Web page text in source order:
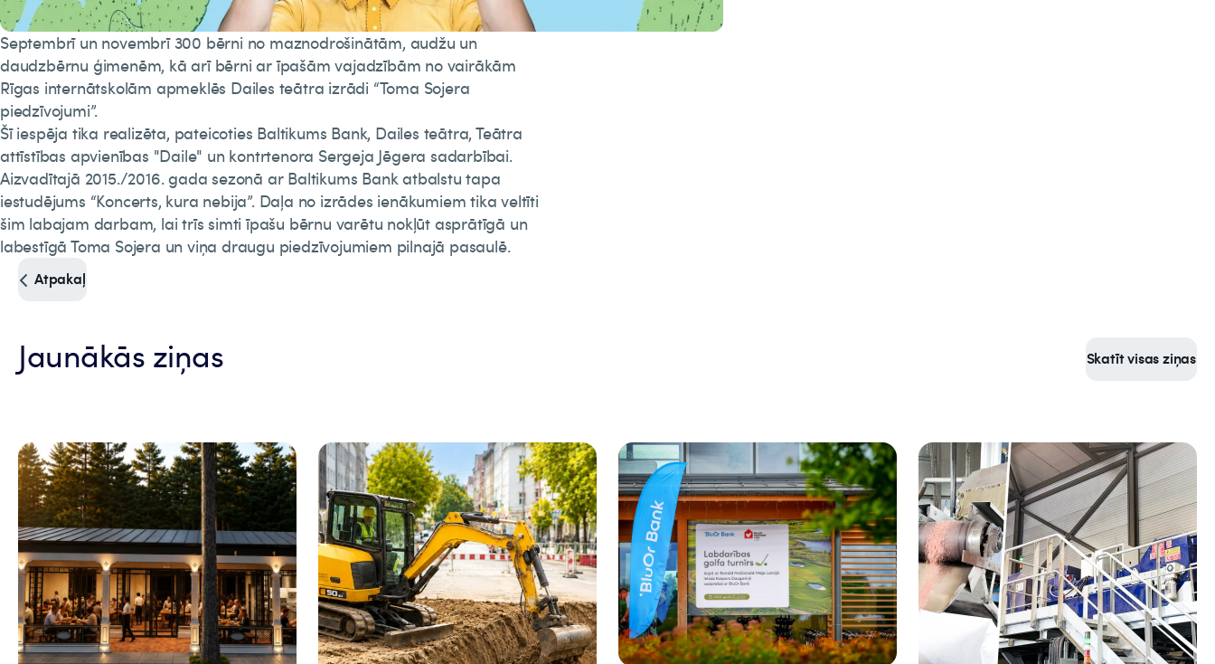
Septembrī un novembrī 300 bērni no maznodrošinātām, audžu un
daudzbērnu ģimenēm, kā arī bērni ar īpašām vajadzībām no vairākām
Rīgas internātskolām apmeklēs Dailes teātra izrādi “Toma Sojera
piedzīvojumi”.
Šī iespēja tika realizēta, pateicoties Baltikums Bank, Dailes teātra, Teātra
attīstības apvienības "Daile" un kontrtenora Sergeja Jēgera sadarbībai.
Aizvadītajā 2015./2016. gada sezonā ar Baltikums Bank atbalstu tapa
iestudējums “Koncerts, kura nebija”. Daļa no izrādes ienākumiem tika veltīti
šim labajam darbam, lai trīs simti īpašu bērnu varētu nokļūt asprātīgā un
labestīgā Toma Sojera un viņa draugu piedzīvojumiem pilnajā pasaulē.
Atpakaļ
Jaunākās ziņas Skatīt visas ziņas